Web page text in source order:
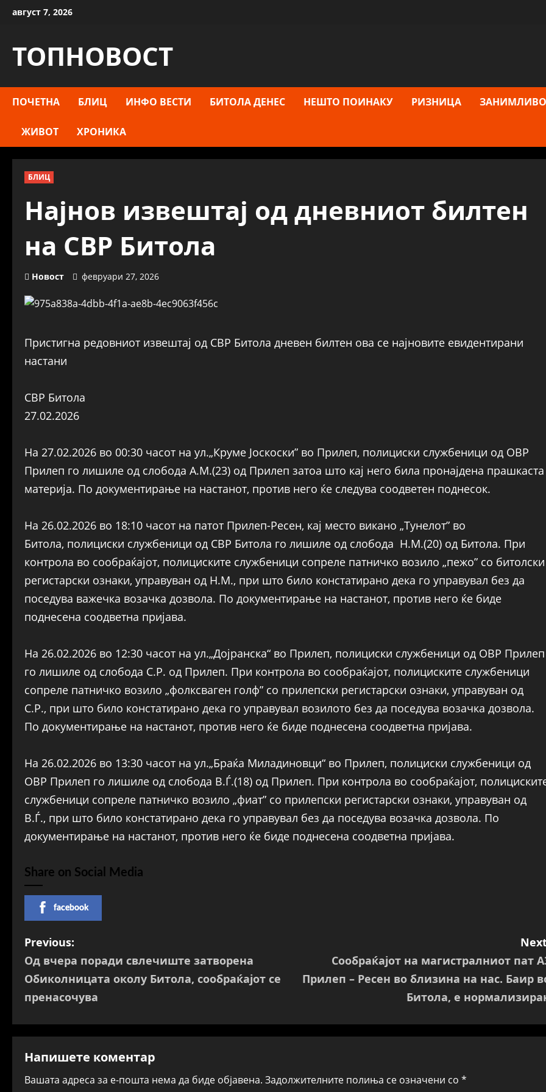
Skipавгуст 7, 2026
ТОПНОВОСТ
ПОЧЕТНА БЛИЦ ИНФО ВЕСТИ БИТОЛА ДЕНЕС НЕШТО ПОИНАКУ РИЗНИЦА
ЖИВОТ ХРОНИКА
БЛИЦ
Најнов извештај од дневниот билтен
на СВР Битола
Новост февруари 27, 2026
Пристигна редовниот извештај од СВР Битола дневен билтен ова се најновите евидентирани
настани
СВР Битола
27.02.2026
На 27.02.2026 во 00:30 часот на ул.„Круме Јоскоски” во Прилеп, полициски службеници од ОВР
Прилеп го лишиле од слобода А.М.(23) од Прилеп затоа што кај него била пронајдена прашкаста
материја. По документирање на настанот, против него ќе следува соодветен поднесок.
На 26.02.2026 во 18:10 часот на патот Прилеп-Ресен, кај место викано „Тунелот” во
Битола, полициски службеници од СВР Битола го лишиле од слобода Н.М.(20) од Битола. При
контрола во сообраќајот, полициските службеници сопреле патничко возило „пежо” со битолски
регистарски ознаки, управуван од Н.М., при што било констатирано дека го управувал без да
поседува важечка возачка дозвола. По документирање на настанот, против него ќе биде
поднесена соодветна пријава.
На 26.02.2026 во 12:30 часот на ул.„Дојранска“ во Прилеп, полициски службеници од ОВР Прилеп
го лишиле од слобода С.Р. од Прилеп. При контрола во сообраќајот, полициските службеници
сопреле патничко возило „фолксваген голф” со прилепски регистарски ознаки, управуван од
С.Р., при што било констатирано дека го управувал возилото без да поседува возачка дозвола.
По документирање на настанот, против него ќе биде поднесена соодветна пријава.
На 26.02.2026 во 13:30 часот на ул.„Браќа Миладиновци“ во Прилеп, полициски службеници од
ОВР Прилеп го лишиле од слобода В.Ѓ.(18) од Прилеп. При контрола во сообраќајот,
службеници сопреле патничко возило „фиат” со прилепски регистарски ознаки, управуван од
В.Ѓ., при што било констатирано дека го управувал без да поседува возачка дозвола. По
документирање на настанот, против него ќе биде поднесена соодветна пријава.
Share on Social Media
facebook
P
o
s
t
n
a
Previous:
Од вчера поради свлечиште затворена
Обиколницата околу Битола, сообраќајот се
пренасочува
Сообраќајот на магистралниот пат
Прилеп – Ресен во близина на нас. Баир
Битола, е
Напишете коментар
Вашата адреса за е-пошта нема да биде објавена. Задолжителните полиња се означени со *